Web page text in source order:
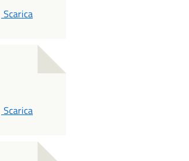
PDF
Scarica
PDF
Scarica